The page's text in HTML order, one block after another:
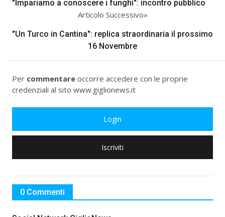
"Impariamo a conoscere i funghi": incontro pubblico
Articolo Successivo»
"Un Turco in Cantina": replica straordinaria il prossimo
16 Novembre
Per commentare occorre accedere con le proprie
credenziali al sito www.giglionews.it
Login
Iscriviti
0 Commenti